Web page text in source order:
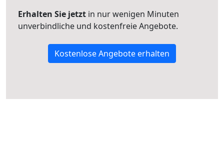
Erhalten Sie jetzt in nur wenigen Minuten
unverbindliche und kostenfreie Angebote.
Kostenlose Angebote erhalten